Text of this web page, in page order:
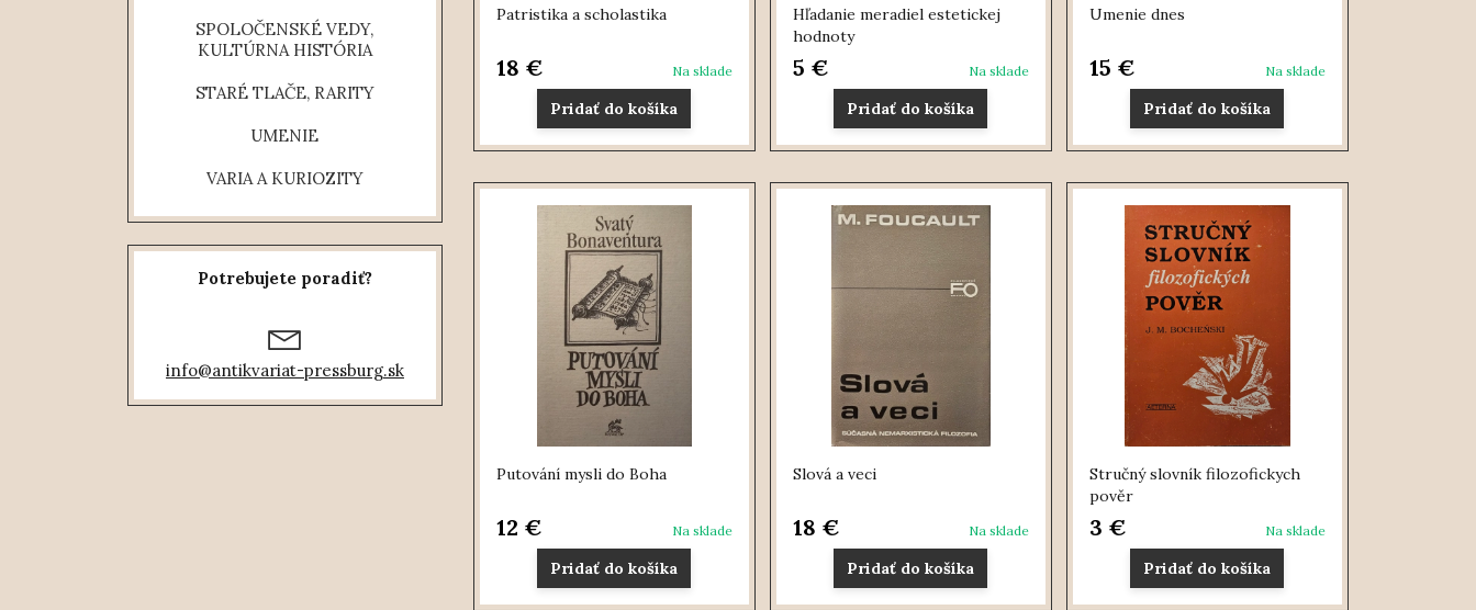
Patristika a scholastika
18 € Na sklade
Pridať do košíka
Hľadanie meradiel estetickej
hodnoty
5 € Na sklade
Pridať do košíka
Umenie dnes
15 € Na sklade
Pridať do košíka
Putování mysli do Boha
12 € Na sklade
Pridať do košíka
Slová a veci
18 € Na sklade
Pridať do košíka
Stručný slovník filozofickych
pověr
3 € Na sklade
Pridať do košíka
Potrebujete poradiť?
info@antikvariat-pressburg.sk
SPOLOČENSKÉ VEDY,
KULTÚRNA HISTÓRIA
STARÉ TLAČE, RARITY
UMENIE
VARIA A KURIOZITY